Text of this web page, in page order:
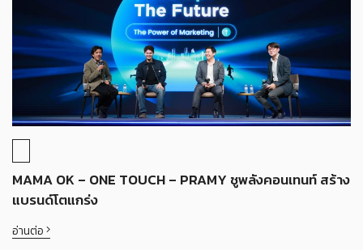
MAMA OK – ONE TOUCH – PRAMY ชูพลังคอนเทนท์ สร้าง
แบรนด์โตแกร่ง
อ่านต่อ